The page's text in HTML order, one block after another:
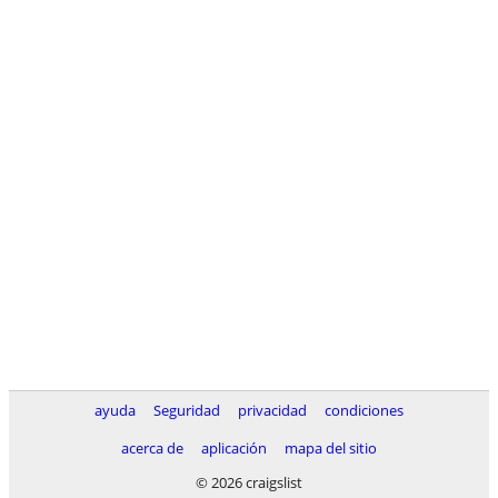
ayuda Seguridad privacidad
condiciones
acerca de
aplicación
mapa del sitio
© 2026 craigslist